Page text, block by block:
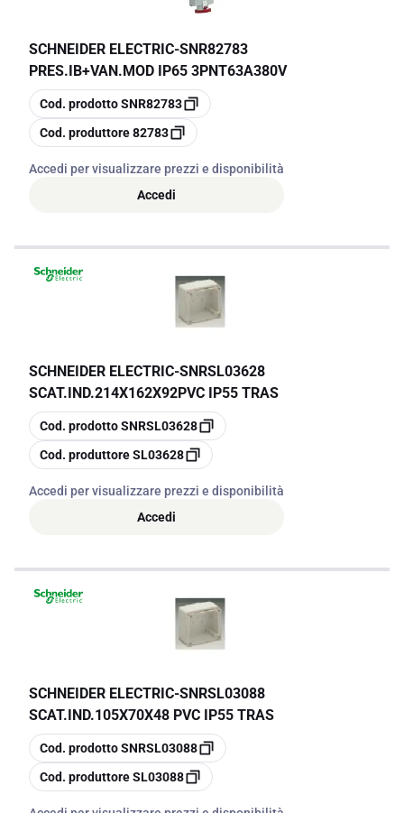
SCHNEIDER ELECTRIC-SNR82783
PRES.IB+VAN.MOD IP65 3PNT63A380V
copia
Cod. prodottoSNR82783
copia
Cod. produttore82783
Accedi per visualizzare prezzi e disponibilità
Accedi
SCHNEIDER ELECTRIC-SNRSL03628
SCAT.IND.214X162X92PVC IP55 TRAS
copia
Cod. prodottoSNRSL03628
copia
Cod. produttoreSL03628
Accedi per visualizzare prezzi e disponibilità
Accedi
SCHNEIDER ELECTRIC-SNRSL03088
SCAT.IND.105X70X48 PVC IP55 TRAS
copia
Cod. prodottoSNRSL03088
copia
Cod. produttoreSL03088